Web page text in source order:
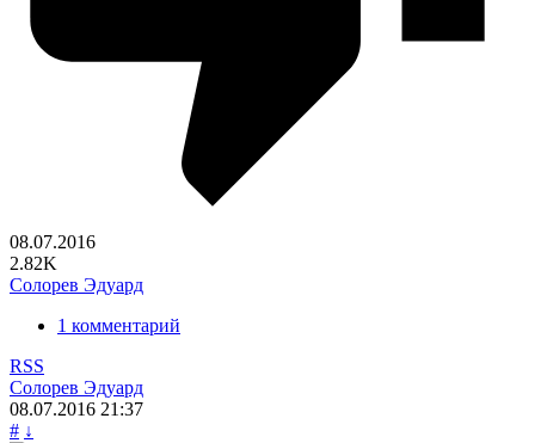
08.07.2016
2.82K
Солорев Эдуард
1 комментарий
RSS
Солорев Эдуард
08.07.2016 21:37
# ↓